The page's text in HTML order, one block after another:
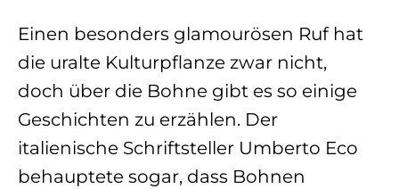
Einen besonders glamourösen Ruf hat
die uralte Kulturpflanze zwar nicht,
doch über die Bohne gibt es so einige
Geschichten zu erzählen. Der
italienische Schriftsteller Umberto Eco
behauptete sogar, dass Bohnen